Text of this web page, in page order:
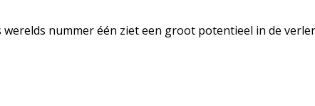
nummer één ziet een groot potentieel in de